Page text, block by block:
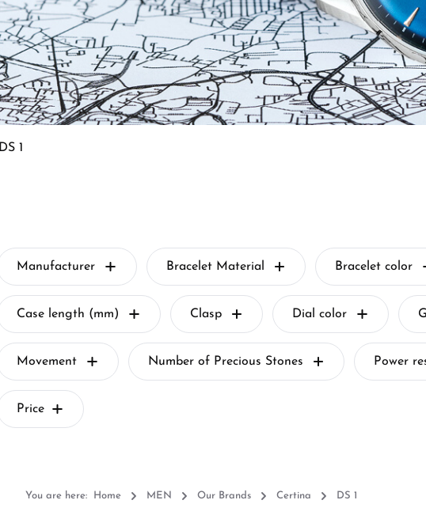
DS 1
Manufacturer Bracelet Material Bracelet color
Case length (mm) Clasp Dial color
Movement Number of Precious Stones Power
Price
You are here: Home MEN Our Brands Certina DS 1